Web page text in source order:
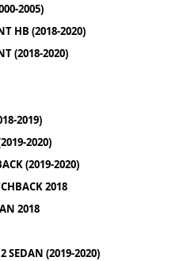
2005)
HB (2018-2020)
(2018-2020)
2019)
2020)
(2019-2020)
2018
2018
SEDAN (2019-2020)